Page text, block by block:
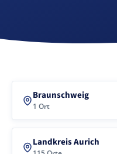
Braunschweig
1 Ort
Landkreis Aurich